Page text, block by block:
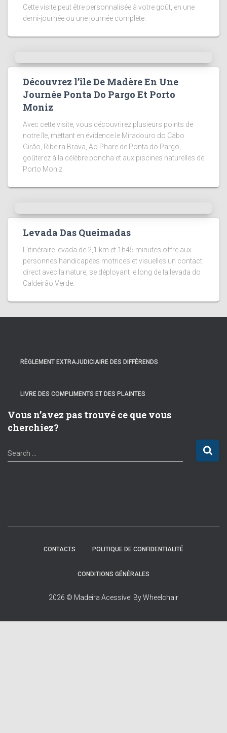
Cette visite peut être personnalisée à votre goût, en une
demi-journée ou une journée complète.
Découvrez l’île De Madère En Une
Journée Ponta Do Pargo Et Porto
Moniz
Avec cette visite, vous découvrirez plusieurs points de
notre île, mettant en évidence le Miradouro do Cabo
Girão, Ribeira Brava, Ao Phare de Ponta do Pargo,
goûterez à la célèbre poncha et aux piscines naturelles de
Porto Moniz.
Levada Das Queimadas
L’itinéraire levada de 2,1 km et 1h45 minutes offre aux
personnes handicapées motrices et visuelles un contact
direct avec la nature, se déployant le long de la levada do
Caldeirão Verde.
RÈGLEMENT EXTRAJUDICIAIRE DES DIFFÉRENDS
LIVRE DES COMPLIMENTS ET DES PLAINTES
Vous n’avez pas trouvé ce que vous
cherchiez?
S
e
o
Search …
CONTACTS POLITIQUE DE CONFIDENTIALITÉ
CONDITIONS GÉNÉRALES
2026 © Madeira Acessível By Wheelchair